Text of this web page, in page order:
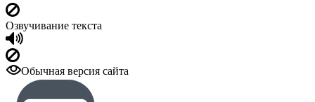
Озвучивание текста
Обычная версия сайта